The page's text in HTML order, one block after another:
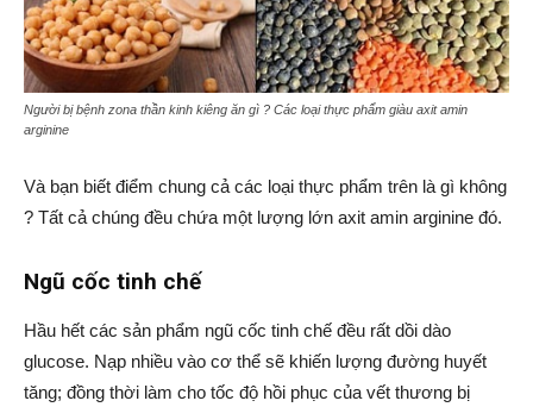
Người bị bệnh zona thần kinh kiêng ăn gì ? Các loại thực phẩm giàu axit amin
arginine
Và bạn biết điểm chung cả các loại thực phẩm trên là gì không
? Tất cả chúng đều chứa một lượng lớn axit amin arginine đó.
Ngũ cốc tinh chế
Hầu hết các sản phẩm ngũ cốc tinh chế đều rất dồi dào
glucose. Nạp nhiều vào cơ thể sẽ khiến lượng đường huyết
tăng; đồng thời làm cho tốc độ hồi phục của vết thương bị